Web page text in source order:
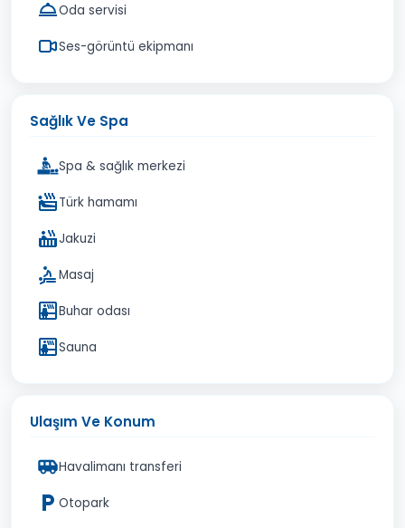
Oda servisi
Ses-görüntü ekipmanı
Sağlık Ve Spa
Spa & sağlık merkezi
Türk hamamı
Jakuzi
Masaj
Buhar odası
Sauna
Ulaşım Ve Konum
Havalimanı transferi
Otopark